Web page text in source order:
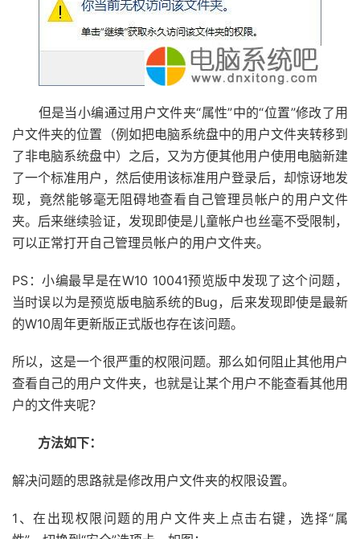
但是当小编通过用户文件夹“属性”中的“位置”修改了用
户文件夹的位置（例如把电脑系统盘中的用户文件夹转移到
了非电脑系统盘中）之后，又为方便其他用户使用电脑新建
了一个标准用户，然后使用该标准用户登录后，却惊讶地发
现，竟然能够毫无阻碍地查看自己管理员帐户的用户文件
夹。后来继续验证，发现即使是儿童帐户也丝毫不受限制，
可以正常打开自己管理员帐户的用户文件夹。
PS：小编最早是在W10 10041预览版中发现了这个问题，
当时误以为是预览版电脑系统的Bug，后来发现即使是最新
的W10周年更新版正式版也存在该问题。
所以，这是一个很严重的权限问题。那么如何阻止其他用户
查看自己的用户文件夹，也就是让某个用户不能查看其他用
户的文件夹呢？
方法如下：
解决问题的思路就是修改用户文件夹的权限设置。
1、在出现权限问题的用户文件夹上点击右键，选择“属